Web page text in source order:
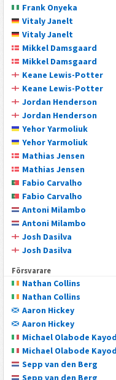
Frank Onyeka
Vitaly Janelt
Vitaly Janelt
Mikkel Damsgaard
Mikkel Damsgaard
Keane Lewis-Potter
Keane Lewis-Potter
Jordan Henderson
Jordan Henderson
Yehor Yarmoliuk
Yehor Yarmoliuk
Mathias Jensen
Mathias Jensen
Fabio Carvalho
Fabio Carvalho
Antoni Milambo
Antoni Milambo
Josh Dasilva
Josh Dasilva
Försvarare
Nathan Collins
Nathan Collins
Aaron Hickey
Aaron Hickey
Michael Olabode
Michael Olabode
Sepp van den Berg
Sepp van den Berg